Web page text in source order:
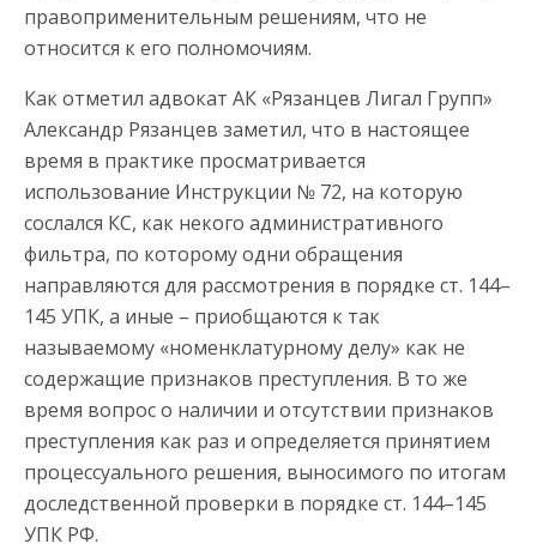
правоприменительным решениям, что не
относится к его полномочиям.
Как отметил адвокат АК «Рязанцев Лигал Групп»
Александр Рязанцев заметил, что в настоящее
время в практике просматривается
использование Инструкции № 72, на которую
сослался КС, как некого административного
фильтра, по которому одни обращения
направляются для рассмотрения в порядке ст. 144–
145 УПК, а иные – приобщаются к так
называемому «номенклатурному делу» как не
содержащие признаков преступления. В то же
время вопрос о наличии и отсутствии признаков
преступления как раз и определяется принятием
процессуального решения, выносимого по итогам
доследственной проверки в порядке ст. 144–145
УПК РФ.